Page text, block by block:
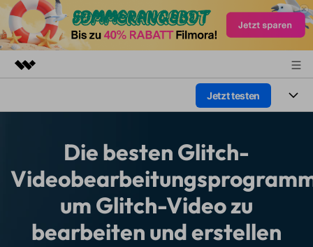
Dienstprogramme
Lösungen
Presseraum
Shop
Jetzt testen
Plattformen
Funktionen
Audio
Lösungen
Soziale Medien
Ressourcen
Die besten Glitch-
um Glitch-Video zu
bearbeiten und erstellen